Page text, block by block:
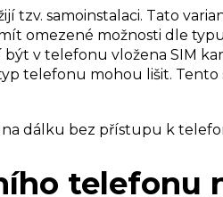
samoinstalaci. Tato
omezené možnosti dle
v telefonu vložena SIM
telefonu mohou lišit. Tento
dálku bez přístupu k
telefonu